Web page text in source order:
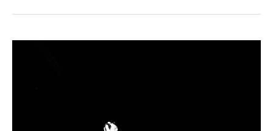
Broken